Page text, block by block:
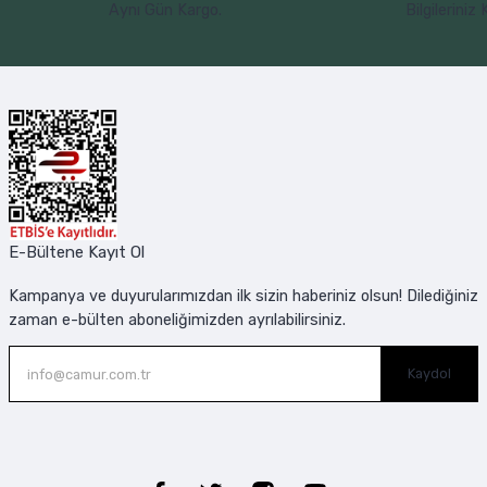
E-Bültene Kayıt Ol
Kampanya ve duyurularımızdan ilk sizin haberiniz olsun! Dilediğiniz
zaman e-bülten aboneliğimizden ayrılabilirsiniz.
Kaydol